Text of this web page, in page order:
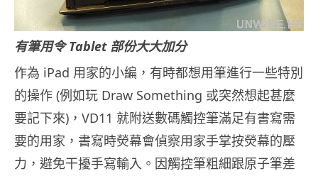
有筆用令 Tablet 部份大大加分
作為 iPad 用家的小編，有時都想用筆進行一些特別
的操作 (例如玩 Draw Something 或突然想起甚麼
要記下來)，VD11 就附送數碼觸控筆滿足有書寫需
要的用家，書寫時熒幕會偵察用家手掌按熒幕的壓
力，避免干擾手寫輸入。因觸控筆粗細跟原子筆差